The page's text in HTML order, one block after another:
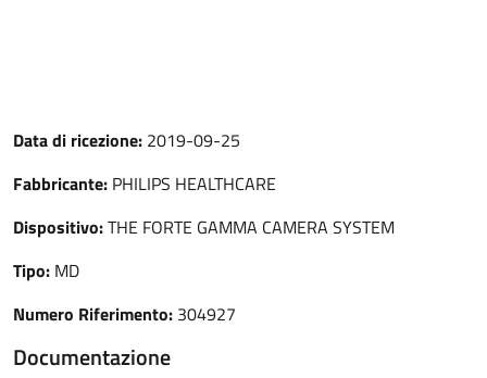
Data di ricezione: 2019-09-25
Fabbricante: PHILIPS HEALTHCARE
Dispositivo:THE FORTE GAMMA CAMERA SYSTEM
Tipo: MD
Numero Riferimento: 304927
Documentazione